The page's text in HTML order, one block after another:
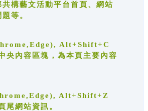
共構藝文活動平台首頁、網站
等。
Alt+Shift+C
內容區塊，為本頁主要內容
Alt+Shift+Z
網站資訊。